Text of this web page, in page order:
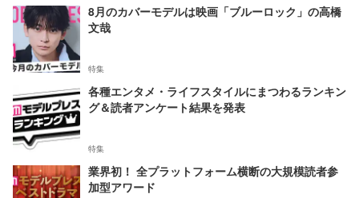
8月のカバーモデルは映画「ブルーロック」の高橋
文哉
特集
各種エンタメ・ライフスタイルにまつわるランキン
グ＆読者アンケート結果を発表
特集
業界初！ 全プラットフォーム横断の大規模読者参
加型アワード